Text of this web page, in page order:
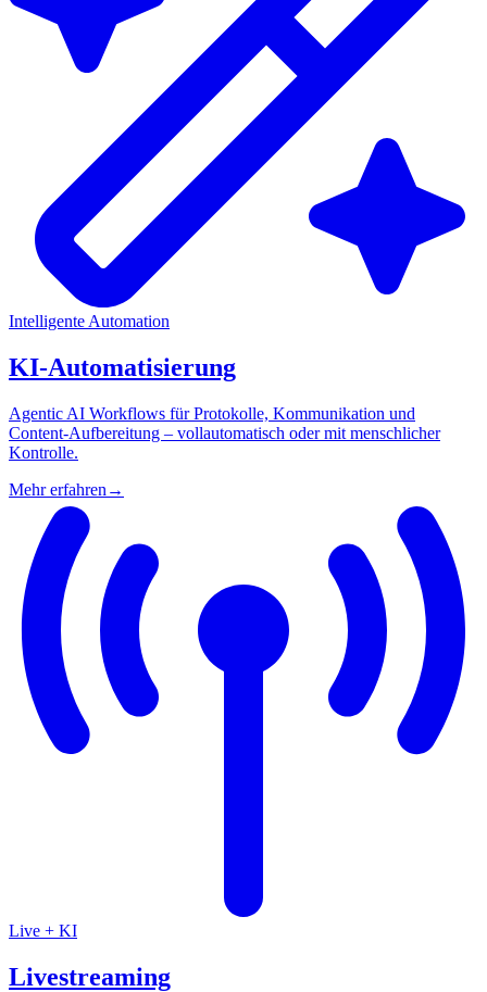
Intelligente Automation
KI-Automatisierung
Agentic AI Workflows für Protokolle, Kommunikation und
Content-Aufbereitung – vollautomatisch oder mit menschlicher
Kontrolle.
Mehr erfahren →
Live + KI
Livestreaming